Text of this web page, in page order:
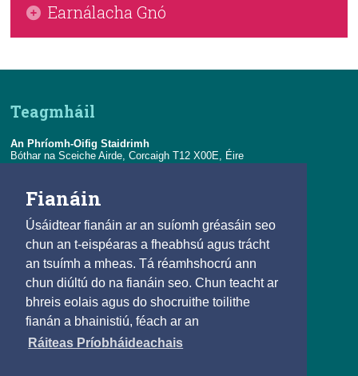
Fianáin
Úsáidtear fianáin ar an suíomh gréasáin seo
chun an t-eispéaras a fheabhsú agus trácht
an tsuímh a mheas. Tá réamhshocrú ann
chun diúltú do na fianáin seo. Chun teacht ar
bhreis eolais agus do shocruithe toilithe
fianán a bhainistiú, féach ar an
Ráiteas Príobháideachais
Tithíocht agus Teaghlaigh
Praghsanna
Trádáil Eachtrach
Achoimre Sonraí ón gCiste Airgeadaíochta
Idirnáisiúnta (IMF) - Éire
Earnálacha Gnó
Tionsclaíocht
Staitisticí Ilearnála
Seirbhísí
Taisteal agus Turasóireacht
Iompar
Teagmháil
An Phríomh-Oifig Staidrimh
Bóthar na Sceiche Airde, Corcaigh T12 X00E, Éire
R-phost:
eolas@cso.ie
Naisc
© 2025
Beartas Cóipchirt agus Athúsáide
Saoráil Faisnéise
Inrochtaineacht